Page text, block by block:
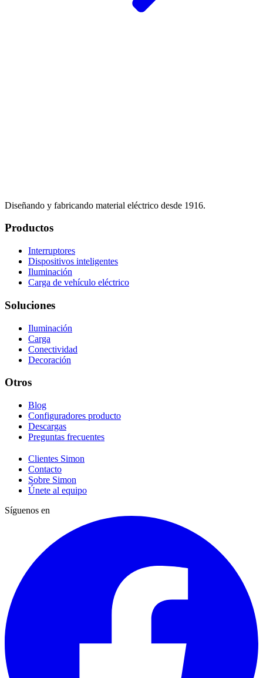
Diseñando y fabricando material eléctrico desde 1916.
Productos
Interruptores
Dispositivos inteligentes
Iluminación
Carga de vehículo eléctrico
Soluciones
Iluminación
Carga
Conectividad
Decoración
Otros
Blog
Configuradores producto
Descargas
Preguntas frecuentes
Clientes Simon
Contacto
Sobre Simon
Únete al equipo
Síguenos en